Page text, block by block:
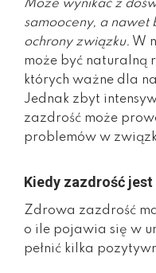
Może wynikać z
samooceny, a nawet
ochrony związku. W
może być naturalną
których ważne dla
Jednak zbyt
zazdrość może
problemów w
Kiedy zazdrość
Zdrowa zazdrość
o ile pojawia się w
pełnić kilka